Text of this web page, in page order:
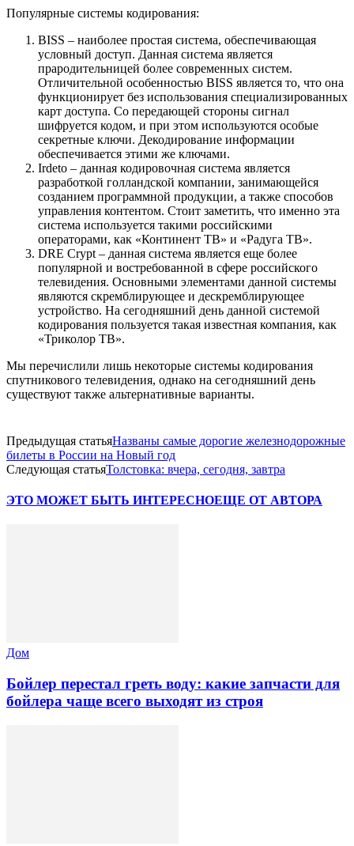
Популярные системы кодирования:
BISS – наиболее простая система, обеспечивающая
условный доступ. Данная система является
прародительницей более современных систем.
Отличительной особенностью BISS является то, что она
функционирует без использования специализированных
карт доступа. Со передающей стороны сигнал
шифруется кодом, и при этом используются особые
секретные ключи. Декодирование информации
обеспечивается этими же ключами.
Irdeto – данная кодировочная система является
разработкой голландской компании, занимающейся
созданием программной продукции, а также способов
управления контентом. Стоит заметить, что именно эта
система используется такими российскими
операторами, как «Континент ТВ» и «Радуга ТВ».
DRE Crypt – данная система является еще более
популярной и востребованной в сфере российского
телевидения. Основными элементами данной системы
являются скремблирующее и дескремблирующее
устройство. На сегодняшний день данной системой
кодирования пользуется такая известная компания, как
«Триколор ТВ».
Мы перечислили лишь некоторые системы кодирования
спутникового телевидения, однако на сегодняшний день
существуют также альтернативные варианты.
Предыдущая статьяНазваны самые дорогие железнодорожные
билеты в России на Новый год
Следующая статьяТолстовка: вчера, сегодня, завтра
ЭТО МОЖЕТ БЫТЬ ИНТЕРЕСНОЕЩЕ ОТ АВТОРА
Дом
Бойлер перестал греть воду: какие запчасти для
бойлера чаще всего выходят из строя